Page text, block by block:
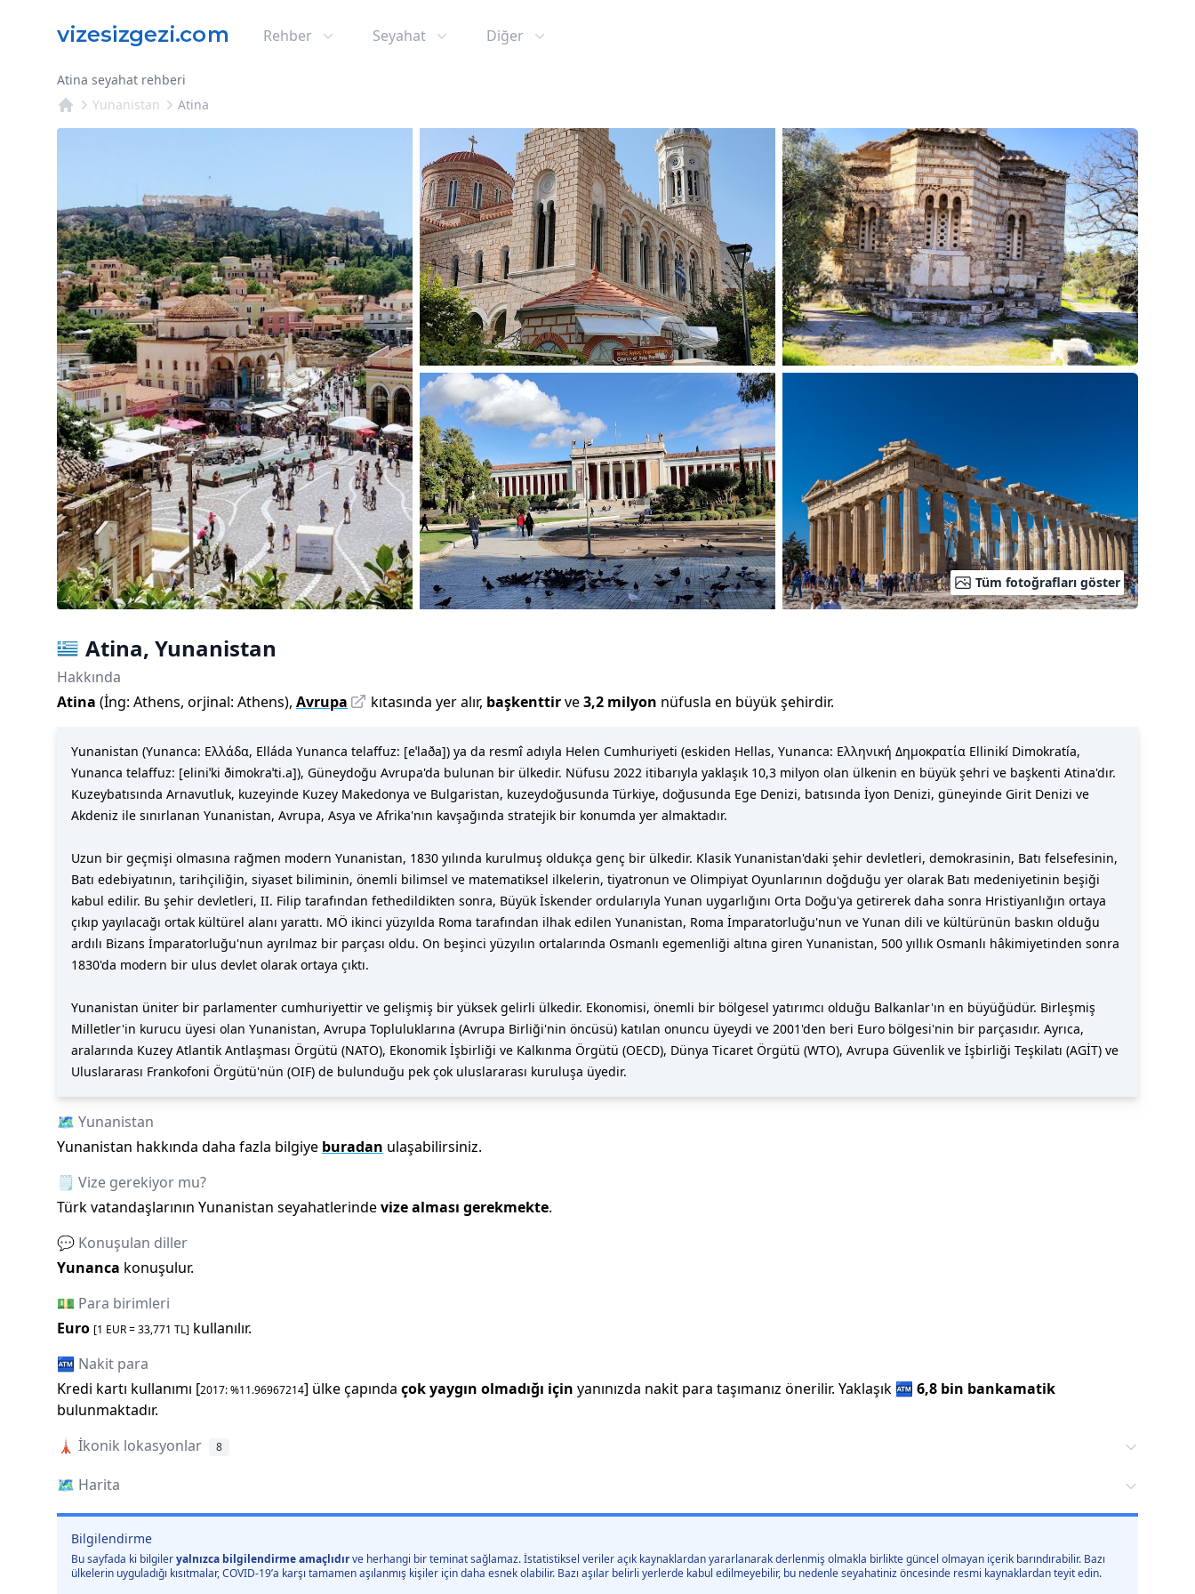
Rehber Seyahat Diğer
Atina seyahat rehberi
Yunanistan
Atina
Tüm fotoğrafları göster
Atina, Yunanistan
Hakkında
Atina (İng: Athens, orjinal: Athens), Avrupa kıtasında yer alır, başkenttirve3,2 milyon nüfusla en büyük şehirdir.
Yunanistan (Yunanca: Ελλάδα, Elláda Yunanca telaffuz: [eˈlaða]) ya da resmî adıyla Helen Cumhuriyeti (eskiden Hellas, Yunanca: Ελληνική Δημοκρατία Ellinikí Dimokratía,
Yunanca telaffuz: [eliniˈki ðimokraˈti.a]), Güneydoğu Avrupa'da bulunan bir ülkedir. Nüfusu 2022 itibarıyla yaklaşık 10,3 milyon olan ülkenin en büyük şehri ve başkenti Atina'dır.
Kuzeybatısında Arnavutluk, kuzeyinde Kuzey Makedonya ve Bulgaristan, kuzeydoğusunda Türkiye, doğusunda Ege Denizi, batısında İyon Denizi, güneyinde Girit Denizi ve
Akdeniz ile sınırlanan Yunanistan, Avrupa, Asya ve Afrika'nın kavşağında stratejik bir konumda yer almaktadır.
Uzun bir geçmişi olmasına rağmen modern Yunanistan, 1830 yılında kurulmuş oldukça genç bir ülkedir. Klasik Yunanistan'daki şehir devletleri, demokrasinin, Batı felsefesinin,
Batı edebiyatının, tarihçiliğin, siyaset biliminin, önemli bilimsel ve matematiksel ilkelerin, tiyatronun ve Olimpiyat Oyunlarının doğduğu yer olarak Batı medeniyetinin beşiği
kabul edilir. Bu şehir devletleri, II. Filip tarafından fethedildikten sonra, Büyük İskender ordularıyla Yunan uygarlığını Orta Doğu'ya getirerek daha sonra Hristiyanlığın ortaya
çıkıp yayılacağı ortak kültürel alanı yarattı. MÖ ikinci yüzyılda Roma tarafından ilhak edilen Yunanistan, Roma İmparatorluğu'nun ve Yunan dili ve kültürünün baskın olduğu
ardılı Bizans İmparatorluğu'nun ayrılmaz bir parçası oldu. On beşinci yüzyılın ortalarında Osmanlı egemenliği altına giren Yunanistan, 500 yıllık Osmanlı hâkimiyetinden sonra
1830'da modern bir ulus devlet olarak ortaya çıktı.
Yunanistan üniter bir parlamenter cumhuriyettir ve gelişmiş bir yüksek gelirli ülkedir. Ekonomisi, önemli bir bölgesel yatırımcı olduğu Balkanlar'ın en büyüğüdür. Birleşmiş
Milletler'in kurucu üyesi olan Yunanistan, Avrupa Topluluklarına (Avrupa Birliği'nin öncüsü) katılan onuncu üyeydi ve 2001'den beri Euro bölgesi'nin bir parçasıdır. Ayrıca,
aralarında Kuzey Atlantik Antlaşması Örgütü (NATO), Ekonomik İşbirliği ve Kalkınma Örgütü (OECD), Dünya Ticaret Örgütü (WTO), Avrupa Güvenlik ve İşbirliği Teşkilatı (AGİT) ve
Uluslararası Frankofoni Örgütü'nün (OIF) de bulunduğu pek çok uluslararası kuruluşa üyedir.
🗺️ Yunanistan
Yunanistan hakkında daha fazla bilgiye buradan ulaşabilirsiniz.
🗒️ Vize gerekiyor mu?
Türk vatandaşlarının Yunanistan seyahatlerindevize alması gerekmekte.
💬 Konuşulan diller
Yunanca konuşulur.
💵 Para birimleri
Euro [1 EUR=33,771 TL] kullanılır.
🏧 Nakit para
Kredi kartı kullanımı [2017: %11.96967214] ülke çapında çok yaygın olmadığı için yanınızda nakit para taşımanız önerilir. Yaklaşık 🏧 6,8 bin bankamatik
bulunmaktadır.
🗼 İkonik lokasyonlar 8
🗺️ Harita
Bilgilendirme
Bu sayfada ki bilgileryalnızca bilgilendirme amaçlıdırve herhangi bir teminat sağlamaz. İstatistiksel veriler açık kaynaklardan yararlanarak derlenmiş olmakla birlikte güncel olmayan içerik barındırabilir. Bazı
ülkelerin uyguladığı kısıtmalar, COVID-19’a karşı tamamen aşılanmış kişiler için daha esnek olabilir. Bazı aşılar belirli yerlerde kabul edilmeyebilir, bu nedenle seyahatiniz öncesinde resmi kaynaklardan teyit edin.